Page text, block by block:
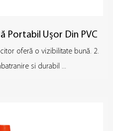
Portabil Ușor Din PVC
oferă o vizibilitate bună. 2.
si durabil ...